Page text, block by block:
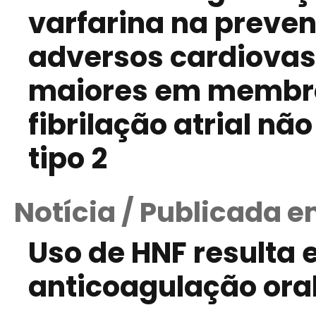
varfarina na
adversos
maiores em
fibrilação atrial
tipo 2
Notícia / Publicada
Uso de HNF
anticoagulação